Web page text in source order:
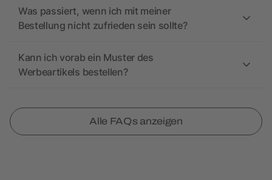
Was passiert, wenn ich mit meiner
Bestellung nicht zufrieden sein sollte?
Kann ich vorab ein Muster des
Werbeartikels bestellen?
Alle FAQs anzeigen